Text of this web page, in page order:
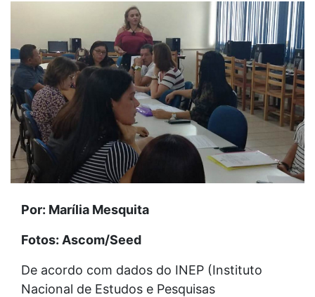
Por: Marília Mesquita
Fotos: Ascom/Seed
De acordo com dados do INEP (Instituto
Nacional de Estudos e Pesquisas